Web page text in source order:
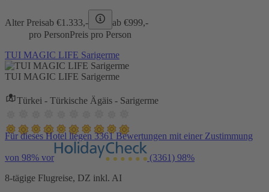
Alter Preisab €1.333,- ab €999,-
pro PersonPreis pro Person
TUI MAGIC LIFE Sarigerme
TUI MAGIC LIFE Sarigerme
Türkei - Türkische Ägäis - Sarigerme
Für dieses Hotel liegen 3361 Bewertungen mit einer Zustimmung
von 98% vor (3361) 98%
8-tägige Flugreise, DZ inkl. AI